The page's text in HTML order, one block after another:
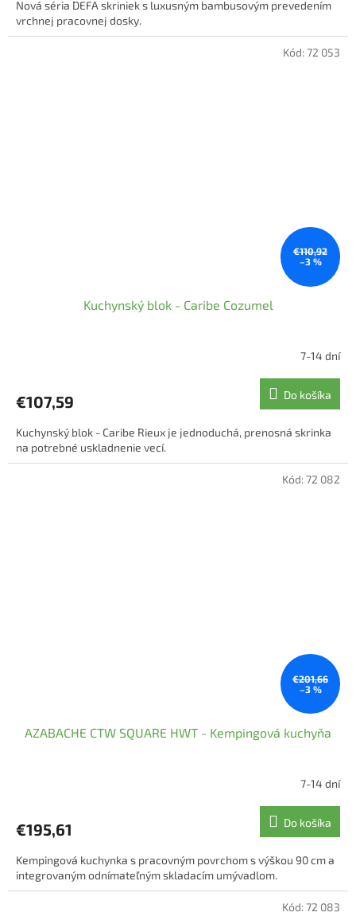
Nová séria DEFA skriniek s luxusným bambusovým prevedením
vrchnej pracovnej dosky.
€110,92
–3 %
Kuchynský blok - Caribe Cozumel
7-14 dní
€107,59 Do košíka
Kuchynský blok - Caribe Rieux je jednoduchá, prenosná skrinka
na potrebné uskladnenie vecí.
Kód:72 053
€201,66
–3 %
AZABACHE CTW SQUARE HWT - Kempingová kuchyňa
je
z
5
hviezdičiek.
7-14 dní
€195,61 Do košíka
Kempingová kuchynka s pracovným povrchom s výškou 90 cm a
integrovaným odnímateľným skladacím umývadlom.
Kód:72 082
Kód:72 083